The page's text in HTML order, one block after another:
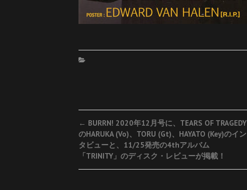
Post
navigation
← BURRN! 2020年12月号に、TEARS OF TRAGEDY
のHARUKA (Vo)、TORU (Gt)、HAYATO (Key)のイン
タビューと、11/25発売の4thアルバム
「TRINITY」のディスク・レビューが掲載！